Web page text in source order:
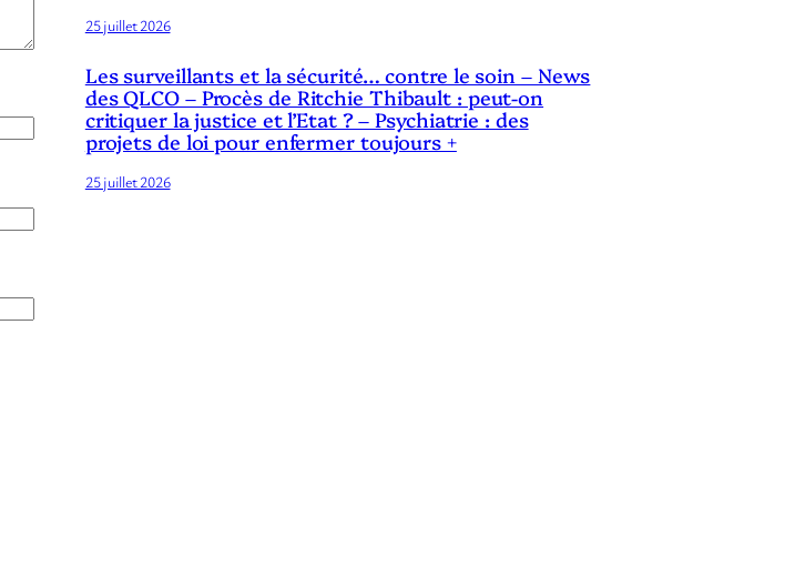
25 juillet 2026
Les surveillants et la sécurité… contre le soin – News
des QLCO – Procès de Ritchie Thibault : peut-on
critiquer la justice et l’Etat ? – Psychiatrie : des
projets de loi pour enfermer toujours +
25 juillet 2026